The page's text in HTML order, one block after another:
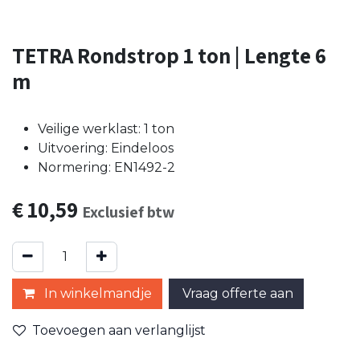
TETRA Rondstrop 1 ton | Lengte 6
m
Veilige werklast: 1 ton
Uitvoering: Eindeloos
Normering: EN1492-2
€10,59 Exclusief btw
In winkelmandje Vraag offerte aan
Toevoegen aan verlanglijst